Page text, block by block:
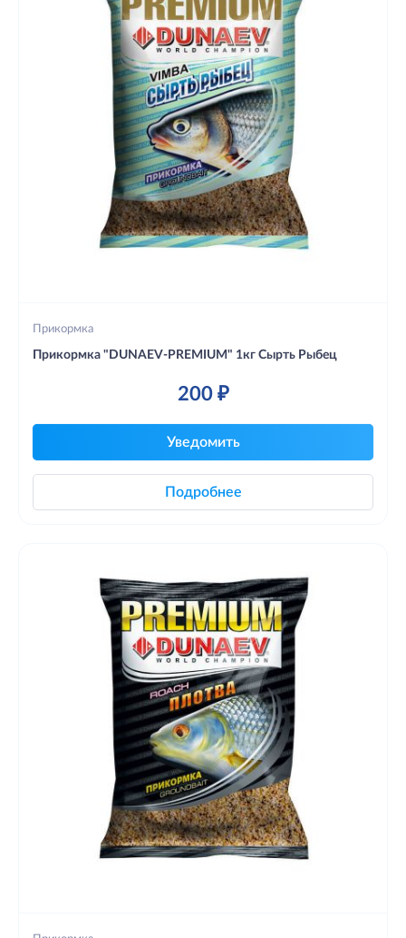
Прикормка
Прикормка "DUNAEV-PREMIUM" 1кг Сырть Рыбец
200 ₽
Уведомить
Подробнее